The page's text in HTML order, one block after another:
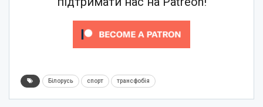
Білорусь спорт трансфобія